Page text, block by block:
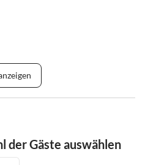
der Gäste auswählen